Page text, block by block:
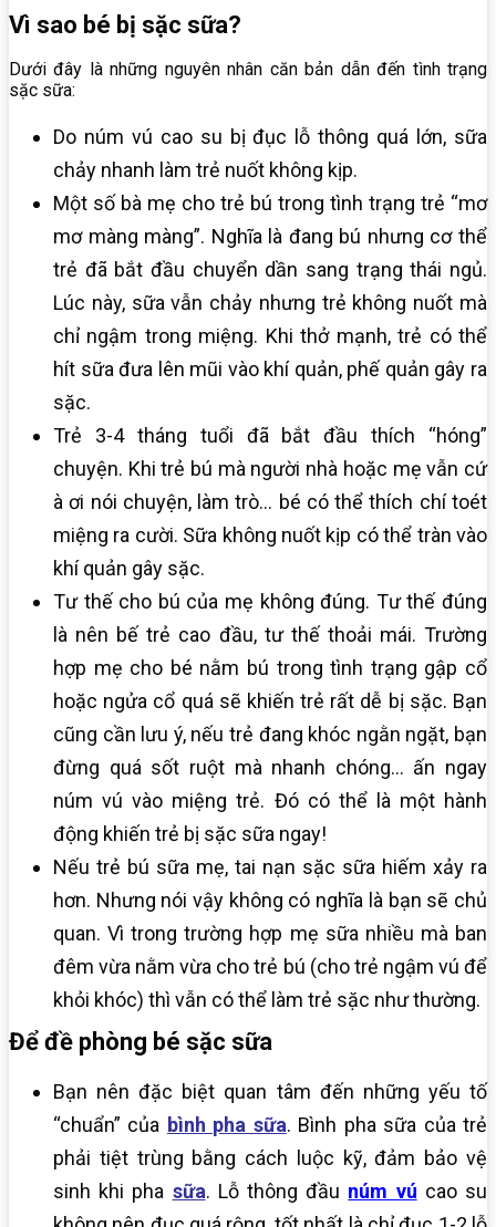
Vì sao bé bị sặc sữa?
Dưới đây là những nguyên nhân căn bản dẫn đến tình trạng
sặc sữa:
Do núm vú cao su bị đục lỗ thông quá lớn, sữa
chảy nhanh làm trẻ nuốt không kịp.
Một số bà mẹ cho trẻ bú trong tình trạng trẻ “mơ
mơ màng màng”. Nghĩa là đang bú nhưng cơ thể
trẻ đã bắt đầu chuyển dần sang trạng thái ngủ.
Lúc này, sữa vẫn chảy nhưng trẻ không nuốt mà
chỉ ngậm trong miệng. Khi thở mạnh, trẻ có thể
hít sữa đưa lên mũi vào khí quản, phế quản gây ra
sặc.
Trẻ 3-4 tháng tuổi đã bắt đầu thích “hóng”
chuyện. Khi trẻ bú mà người nhà hoặc mẹ vẫn cứ
à ơi nói chuyện, làm trò… bé có thể thích chí toét
miệng ra cười. Sữa không nuốt kịp có thể tràn vào
khí quản gây sặc.
Tư thế cho bú của mẹ không đúng. Tư thế đúng
là nên bế trẻ cao đầu, tư thế thoải mái. Trường
hợp mẹ cho bé nằm bú trong tình trạng gập cổ
hoặc ngửa cổ quá sẽ khiến trẻ rất dễ bị sặc. Bạn
cũng cần lưu ý, nếu trẻ đang khóc ngằn ngặt, bạn
đừng quá sốt ruột mà nhanh chóng… ấn ngay
núm vú vào miệng trẻ. Đó có thể là một hành
động khiến trẻ bị sặc sữa ngay!
Nếu trẻ bú sữa mẹ, tai nạn sặc sữa hiếm xảy ra
hơn. Nhưng nói vậy không có nghĩa là bạn sẽ chủ
quan. Vì trong trường hợp mẹ sữa nhiều mà ban
đêm vừa nằm vừa cho trẻ bú (cho trẻ ngậm vú để
khỏi khóc) thì vẫn có thể làm trẻ sặc như thường.
Để đề phòng bé sặc sữa
Bạn nên đặc biệt quan tâm đến những yếu tố
“chuẩn” của bình pha sữa. Bình pha sữa của trẻ
phải tiệt trùng bằng cách luộc kỹ, đảm bảo vệ
sinh khi pha sữa. Lỗ thông đầu núm vú cao su